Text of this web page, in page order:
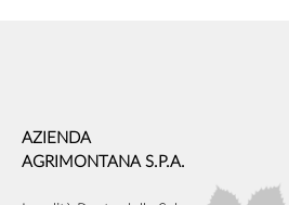
AZIENDA
AGRIMONTANA S.P.A.